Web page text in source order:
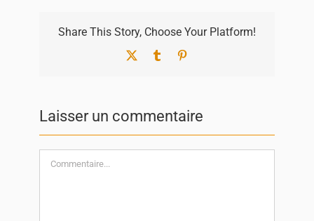
Share This Story, Choose Your Platform!
Tumblr
Laisser un commentaire